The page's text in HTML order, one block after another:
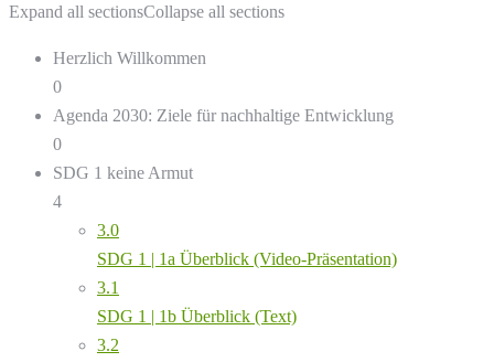
Expand all sectionsCollapse all sections
Herzlich Willkommen
0
Agenda 2030: Ziele für nachhaltige Entwicklung
0
SDG 1 keine Armut
4
3.0
SDG 1 | 1a Überblick (Video-Präsentation)
3.1
SDG 1 | 1b Überblick (Text)
3.2